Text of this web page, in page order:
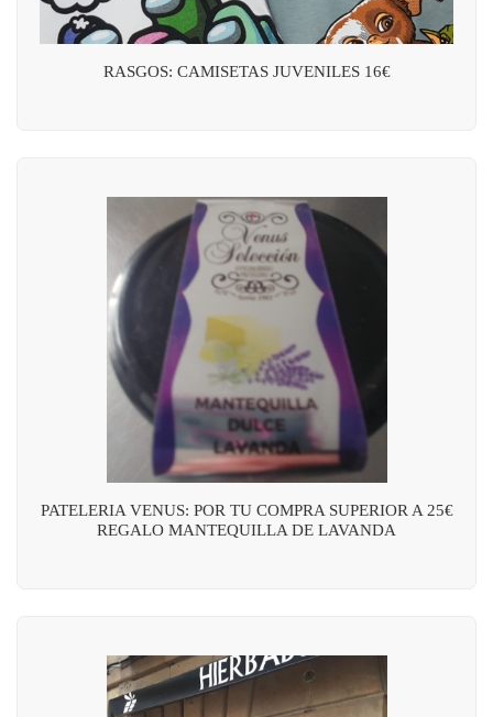
RASGOS: CAMISETAS JUVENILES 16€
PATELERIA VENUS: POR TU COMPRA SUPERIOR A 25€
REGALO MANTEQUILLA DE LAVANDA